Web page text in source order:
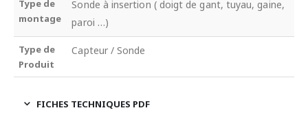
Type de
montage
Sonde à insertion ( doigt de gant, tuyau, gaine,
paroi …)
Type de
Produit
Capteur / Sonde
FICHES TECHNIQUES PDF